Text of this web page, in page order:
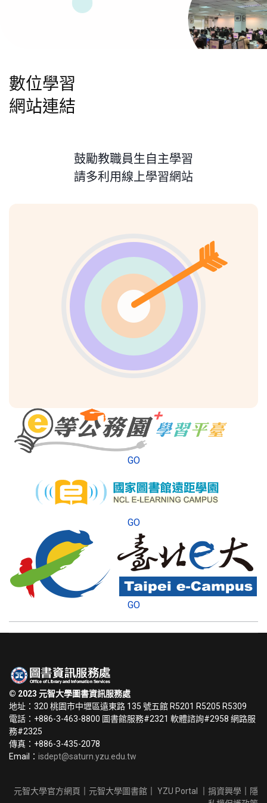
數位學習
網站連結
鼓勵教職員生自主學習
請多利用線上學習網站
GO
GO
GO
© 2023 元智大學圖書資訊服務處
地址：320 桃園市中壢區遠東路 135 號五館 R5201 R5205 R5309
電話：+886-3-463-8800 圖書館服務#2321 軟體諮詢#2958 網路服
務#2325
傳真：+886-3-435-2078
Email： isdept@saturn.yzu.edu.tw
元智大學官方網頁 元智大學圖書館 YZU Portal 捐資興學
隱